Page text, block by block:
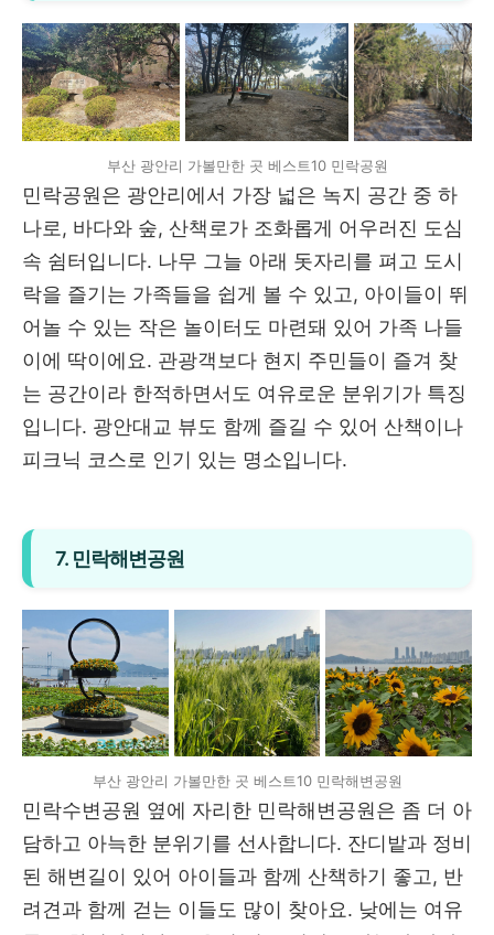
부산 광안리 가볼만한 곳 베스트10 민락공원
민락공원은 광안리에서 가장 넓은 녹지 공간 중 하
나로, 바다와 숲, 산책로가 조화롭게 어우러진 도심
속 쉼터입니다. 나무 그늘 아래 돗자리를 펴고 도시
락을 즐기는 가족들을 쉽게 볼 수 있고, 아이들이 뛰
어놀 수 있는 작은 놀이터도 마련돼 있어 가족 나들
이에 딱이에요. 관광객보다 현지 주민들이 즐겨 찾
는 공간이라 한적하면서도 여유로운 분위기가 특징
입니다. 광안대교 뷰도 함께 즐길 수 있어 산책이나
피크닉 코스로 인기 있는 명소입니다.
7. 민락해변공원
부산 광안리 가볼만한 곳 베스트10 민락해변공원
민락수변공원 옆에 자리한 민락해변공원은 좀 더 아
담하고 아늑한 분위기를 선사합니다. 잔디밭과 정비
된 해변길이 있어 아이들과 함께 산책하기 좋고, 반
려견과 함께 걷는 이들도 많이 찾아요. 낮에는 여유